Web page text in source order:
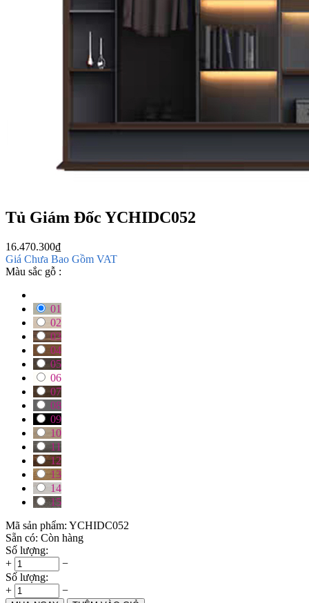
Tủ Giám Đốc YCHIDC052
16.470.300₫
Giá Chưa Bao Gồm VAT
Màu sắc gỗ :
01
02
03
04
05
06
07
08
09
10
11
12
13
14
15
Mã sản phẩm: YCHIDC052
Sẵn có: Còn hàng
Số lượng:
+
−
Số lượng:
+
−